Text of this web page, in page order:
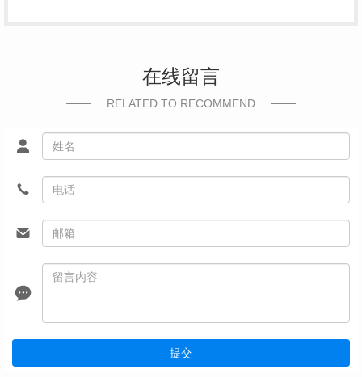
在线留言
RELATED TO RECOMMEND
提交